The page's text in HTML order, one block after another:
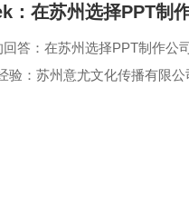
：在苏州选择PPT制
回答：在苏州选择PPT制作公
验：苏州意尤文化传播有限